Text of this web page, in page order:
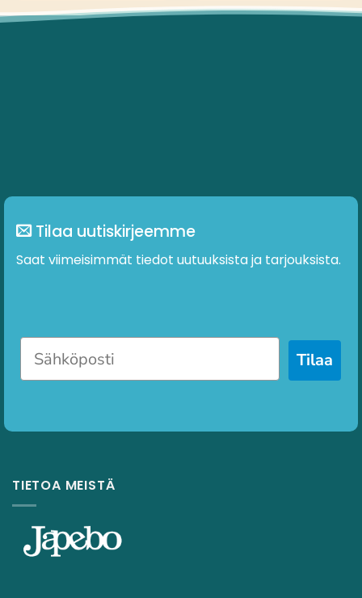
on
useampi
on
Tilaa uutiskirjeemme
Saat viimeisimmät tiedot uutuuksista ja tarjouksista.
Tilaa
TIETOA MEISTÄ